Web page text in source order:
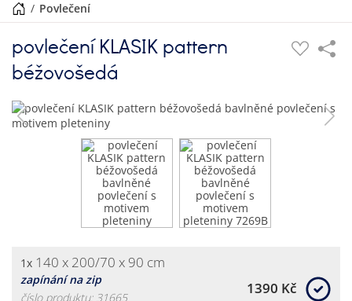
/ povlečení
povlečení KLASIK pattern
béžovošedá
1x 140 x 200/70 x 90 cm
zapínání na zip
číslo produktu: 31665
1390 Kč